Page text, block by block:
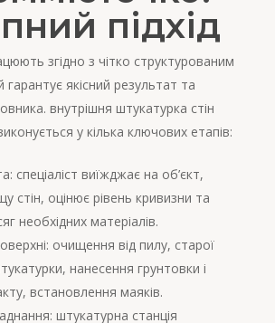
підхід
згідно з чітко структурованим
якісний результат та
внутрішня штукатурка стін
у кілька ключових етапів:
спеціаліст виїжджає на об’єкт,
стін, оцінює рівень кривизни та
необхідних матеріалів.
очищення від пилу, старої
нанесення грунтовки і
встановлення маяків.
штукатурна станція